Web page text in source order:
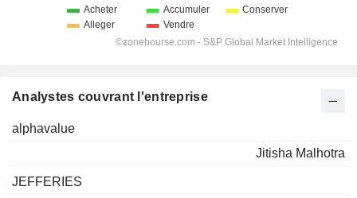
Analystes couvrant l'entreprise
alphavalue
Jitisha Malhotra
JEFFERIES